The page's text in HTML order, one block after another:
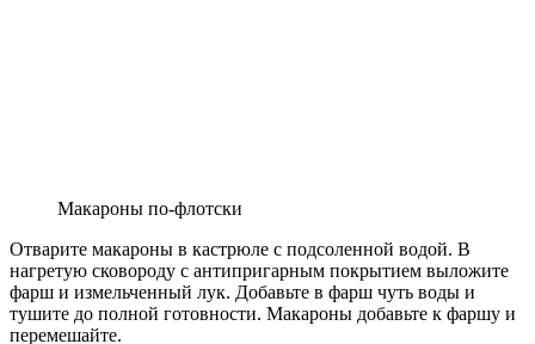
Макароны по-флотски
Отварите макароны в кастрюле с подсоленной водой. В
нагретую сковороду с антипригарным покрытием выложите
фарш и измельченный лук. Добавьте в фарш чуть воды и
тушите до полной готовности. Макароны добавьте к фаршу и
перемешайте.